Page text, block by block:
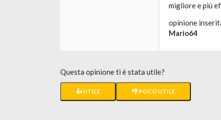
migliore e più
opinione
Mario64
Questa opinione ti è stata utile?
👍 UTILE 👎 POCO UTILE